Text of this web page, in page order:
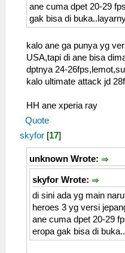
ane cuma dpet 20-29
gak bisa di
kalo ane ga punya yg
USA,tapi di ane bisa
dptnya 24-
kalo ultimate attack jd
HH ane xperia ray
Quote
skyfor [17]
unknown Wrote:
skyfor Wrote:
di sini ada yg main
heroes 3 yg versi
ane cuma dpet 20-29
eropa gak bisa di